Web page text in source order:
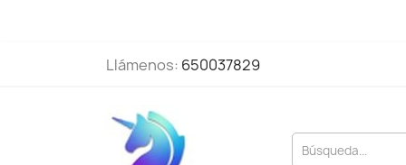
Llámenos: 650037829